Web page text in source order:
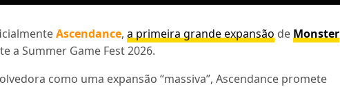
Ascendance,a primeira grande expansão de Monster
a Summer Game Fest 2026.
como uma expansão “massiva”, Ascendance promete